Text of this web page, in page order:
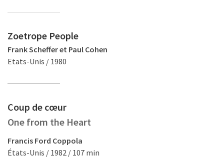
Zoetrope People
Frank Scheffer et Paul Cohen
Etats-Unis / 1980
Coup de cœur
One from the Heart
Francis Ford Coppola
États-Unis / 1982 / 107 min